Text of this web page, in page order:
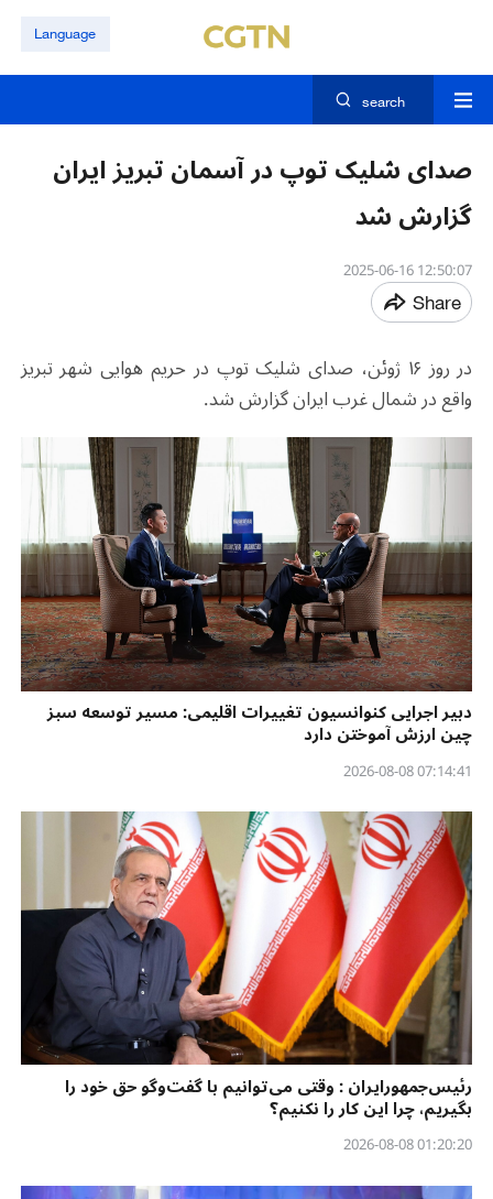
Language
search
صدای شلیک توپ در آسمان تبریز ایران
گزارش شد​​
12:50:07 2025-06-16
Share
در روز ۱۶ ژوئن، صدای شلیک توپ در حریم هوایی شهر تبریز
واقع در شمال غرب ایران گزارش شد.
دبیر اجرایی کنوانسیون تغییرات اقلیمی: مسیر توسعه سبز
چین ارزش آموختن دارد
07:14:41 2026-08-08
رئیس‌جمهورایران : وقتی می‌توانیم با گفت‌وگو حق خود را
بگیریم، چرا این کار را نکنیم؟
01:20:20 2026-08-08